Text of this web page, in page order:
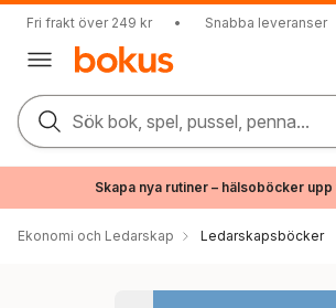
Fri frakt över 249 kr • Snabba leveranser
Sök bok, spel, pussel, penna...
Skapa nya rutiner – hälsoböcker
Ekonomi och Ledarskap Ledarskapsböcker